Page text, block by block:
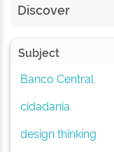
Discover
Subject
Banco Central
cidadania
design thinking